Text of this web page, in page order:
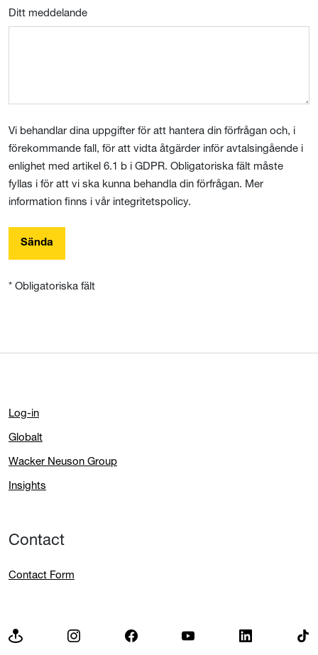
Ditt meddelande
Vi behandlar dina uppgifter för att hantera din förfrågan och, i
förekommande fall, för att vidta åtgärder inför avtalsingående i
enlighet med artikel 6.1 b i GDPR. Obligatoriska fält måste
fyllas i för att vi ska kunna behandla din förfrågan. Mer
information finns i vår integritetspolicy.
Sända
* Obligatoriska fält
Log-in
Globalt
Wacker Neuson Group
Insights
Contact
Contact Form